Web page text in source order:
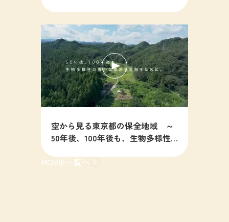
空から見る東京都の保全地域 ～
50年後、100年後も、生物多様性
MOVIE一覧へ